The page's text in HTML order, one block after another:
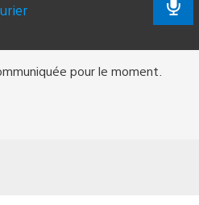
pour le moment.